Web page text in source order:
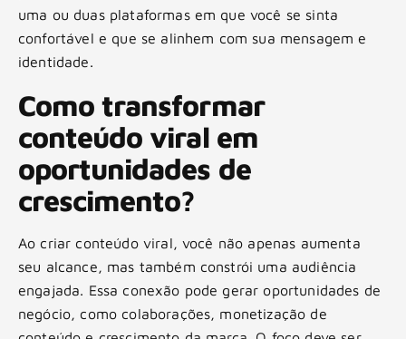
uma ou duas plataformas em que você se sinta
confortável e que se alinhem com sua mensagem e
identidade.
Como transformar
conteúdo viral em
oportunidades de
crescimento?
Ao criar conteúdo viral, você não apenas aumenta
seu alcance, mas também constrói uma audiência
engajada. Essa conexão pode gerar oportunidades de
negócio, como colaborações, monetização de